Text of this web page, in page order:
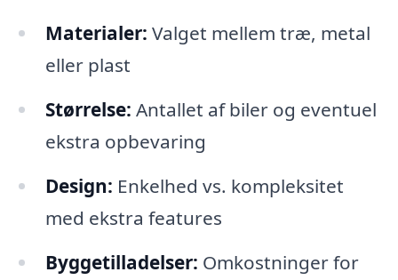
Materialer: Valget mellem træ, metal
eller plast
Størrelse: Antallet af biler og eventuel
ekstra opbevaring
Design: Enkelhed vs. kompleksitet
med ekstra features
Byggetilladelser: Omkostninger for